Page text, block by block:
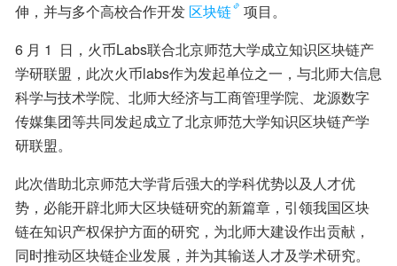
伸，并与多个高校合作开发 区块链
项目。
6 月 1  日，火币Labs联合北京师范大学成立知识区块链产
学研联盟，此次火币labs作为发起单位之一，与北师大信息
科学与技术学院、北师大经济与工商管理学院、龙源数字
传媒集团等共同发起成立了北京师范大学知识区块链产学
研联盟。
此次借助北京师范大学背后强大的学科优势以及人才优
势，必能开辟北师大区块链研究的新篇章，引领我国区块
链在知识产权保护方面的研究，为北师大建设作出贡献，
同时推动区块链企业发展，并为其输送人才及学术研究。